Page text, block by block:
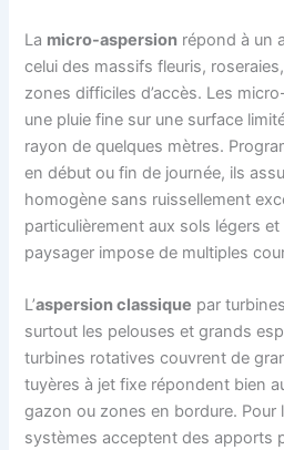
La micro-aspersion répond à un
celui des massifs fleuris,
zones difficiles d’accès. Les
une pluie fine sur une surface
rayon de quelques mètres.
en début ou fin de journée, ils
homogène sans ruissellement
particulièrement aux sols légers
paysager impose de multiples
L’aspersion classique par
surtout les pelouses et grands
turbines rotatives couvrent de
tuyères à jet fixe répondent bien
gazon ou zones en bordure. Pour
systèmes acceptent des apports